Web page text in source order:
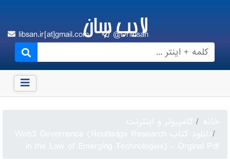
لایب سانlibsan.ir[at]gmail.com @Drlibsan
کامپیوتر و اینترنت